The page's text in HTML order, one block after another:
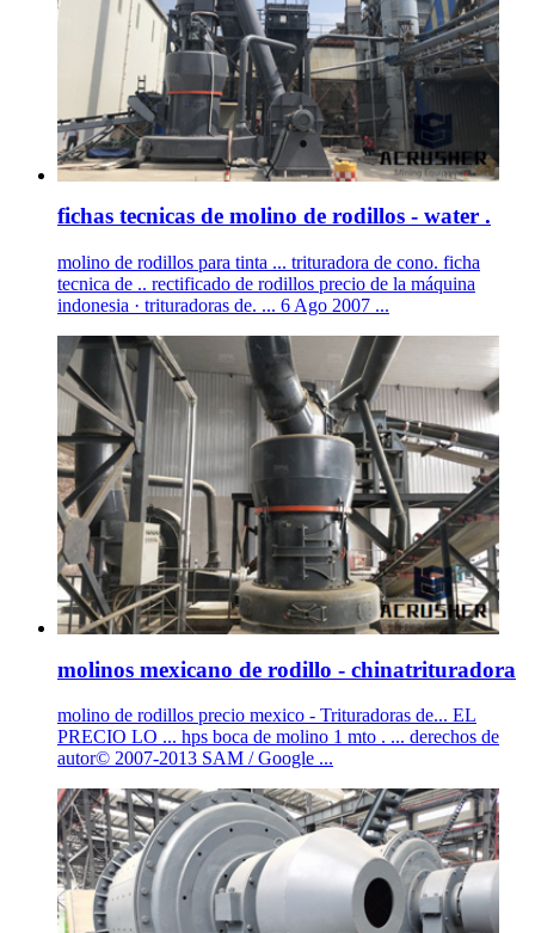
fichas tecnicas de molino de rodillos - water .
molino de rodillos para tinta ... trituradora de cono. ficha
tecnica de .. rectificado de rodillos precio de la máquina
indonesia · trituradoras de. ... 6 Ago 2007 ...
molinos mexicano de rodillo - chinatrituradora
molino de rodillos precio mexico - Trituradoras de... EL
PRECIO LO ... hps boca de molino 1 mto . ... derechos de
autor© 2007-2013 SAM / Google ...